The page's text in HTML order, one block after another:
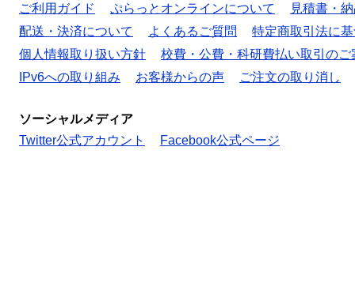
ご利用ガイド
ぷらっとオンラインについて
見積書・
配送・決済について
よくあるご質問
特定商取引法に
個人情報取り扱い方針
校費・公費・科研費払い取引のご
IPv6への取り組み
お客様からの声 ご注文の取り消し
ソーシャルメディア
Twitter公式アカウント
Facebook公式ページ